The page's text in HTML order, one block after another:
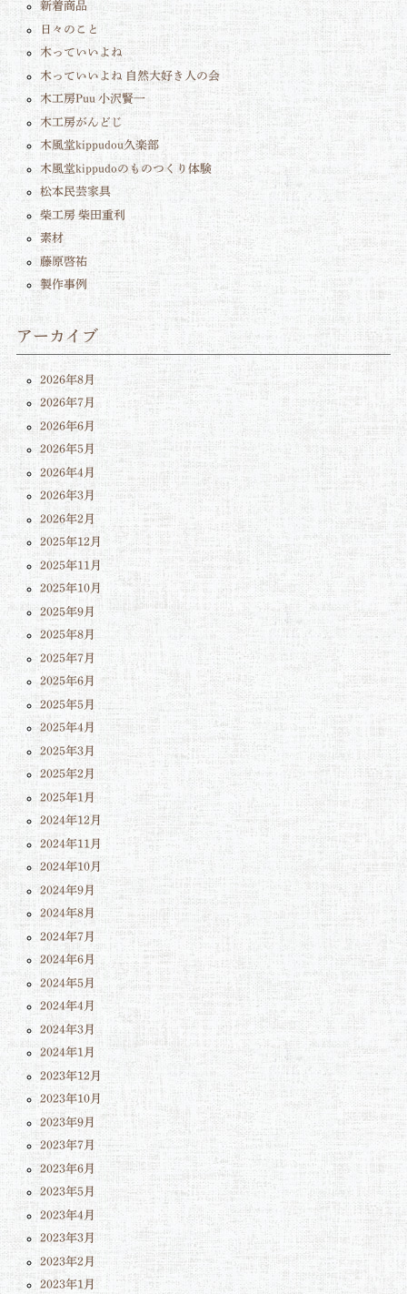
新着商品
日々のこと
木っていいよね
木っていいよね 自然大好き人の会
木工房Puu 小沢賢一
木工房がんどじ
木風堂kippudou久楽部
木風堂kippudoのものつくり体験
松本民芸家具
柴工房 柴田重利
素材
藤原啓祐
製作事例
アーカイブ
2026年8月
2026年7月
2026年6月
2026年5月
2026年4月
2026年3月
2026年2月
2025年12月
2025年11月
2025年10月
2025年9月
2025年8月
2025年7月
2025年6月
2025年5月
2025年4月
2025年3月
2025年2月
2025年1月
2024年12月
2024年11月
2024年10月
2024年9月
2024年8月
2024年7月
2024年6月
2024年5月
2024年4月
2024年3月
2024年1月
2023年12月
2023年10月
2023年9月
2023年7月
2023年6月
2023年5月
2023年4月
2023年3月
2023年2月
2023年1月